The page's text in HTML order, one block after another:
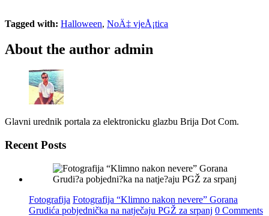
Tagged with: Halloween, NoÄ‡ vjeÅ¡tica
About the author admin
Glavni urednik portala za elektronicku glazbu Brija Dot Com.
Recent Posts
Fotografija Fotografija “Klimno nakon nevere” Gorana
Grudića pobjednička na natječaju PGŽ za srpanj 0 Comments